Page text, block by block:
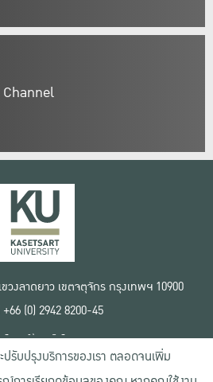
วงลาดยาว เขตจตุจักร กรุงเทพฯ 10900
(0) 2942 8200-45
ไขการใช้งานเว็บไซต์
กลงด้านสิทธิ์ใช้งาน
ายความเป็นส่วนตัว
ปรับปรุงบริการของเรา ตลอดจนเพิ่ม